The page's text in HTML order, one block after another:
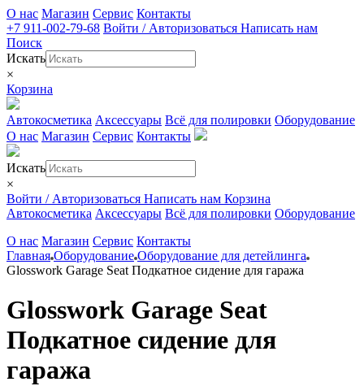
О нас Магазин Сервис Контакты
+7 911-002-79-68 Войти / Авторизоваться Написать нам
Поиск
Искать
×
Корзина
Автокосметика Аксессуары Всё для полировки Оборудование
О нас Магазин Сервис Контакты
Искать
×
Войти / Авторизоваться Написать нам Корзина
Автокосметика Аксессуары Всё для полировки Оборудование
О нас Магазин Сервис Контакты
Главная Оборудование Оборудование для детейлинга
Glosswork Garage Seat Подкатное сидение для гаража
Glosswork Garage Seat
Подкатное сидение для
гаража